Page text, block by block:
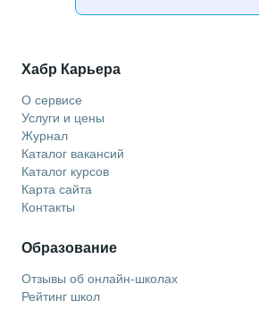
Хабр Карьера
О сервисе
Услуги и цены
Журнал
Каталог вакансий
Каталог курсов
Карта сайта
Контакты
Образование
Отзывы об онлайн-школах
Рейтинг школ